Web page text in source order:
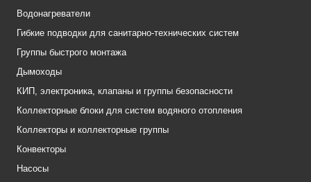
Водонагреватели
Гибкие подводки для санитарно-технических систем
Группы быстрого монтажа
Дымоходы
КИП, электроника, клапаны и группы безопасности
Коллекторные блоки для систем водяного отопления
Коллекторы и коллекторные группы
Конвекторы
Насосы